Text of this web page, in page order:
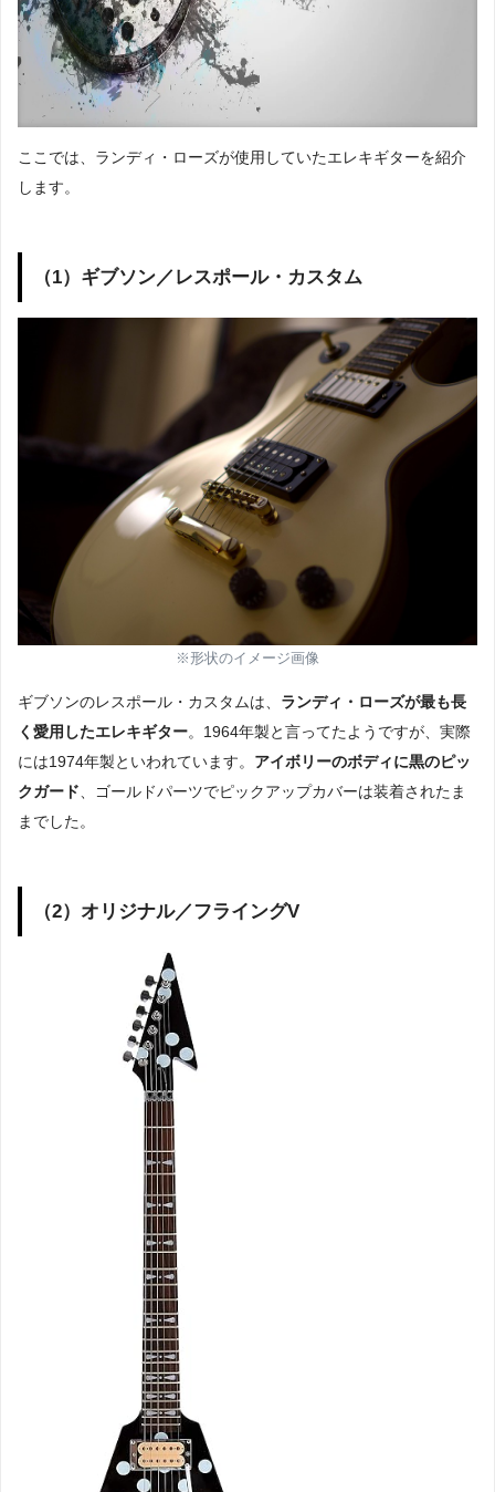
ここでは、ランディ・ローズが使用していたエレキギターを紹介
します。
（1）ギブソン／レスポール・カスタム
※形状のイメージ画像
ギブソンのレスポール・カスタムは、 ランディ・ローズが最も長
く愛用したエレキギター。1964年製と言ってたようですが、実際
には1974年製といわれています。 アイボリーのボディに黒のピッ
クガード 、ゴールドパーツでピックアップカバーは装着されたま
までした。
（2）オリジナル／フライングV